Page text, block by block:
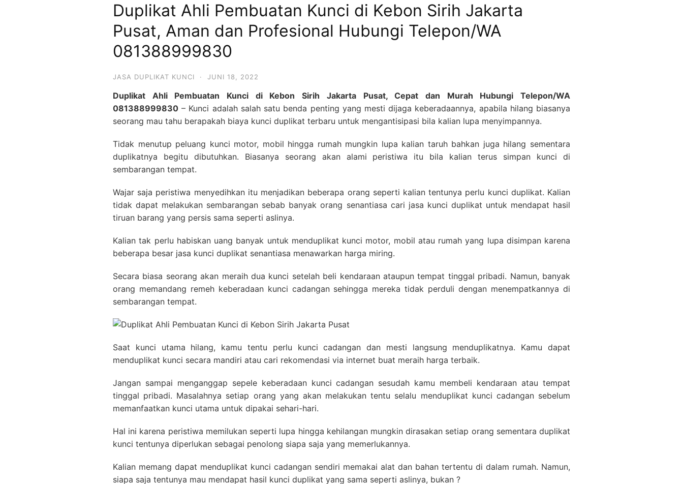
Duplikat Ahli Pembuatan Kunci di Kebon Sirih Jakarta
Pusat, Aman dan Profesional Hubungi Telepon/WA
081388999830
JASA DUPLIKAT KUNCI · JUNI 18, 2022
Duplikat Ahli Pembuatan Kunci di Kebon Sirih Jakarta Pusat, Cepat dan Murah Hubungi Telepon/WA
081388999830 – Kunci adalah salah satu benda penting yang mesti dijaga keberadaannya, apabila hilang biasanya
seorang mau tahu berapakah biaya kunci duplikat terbaru untuk mengantisipasi bila kalian lupa menyimpannya.
Tidak menutup peluang kunci motor, mobil hingga rumah mungkin lupa kalian taruh bahkan juga hilang sementara
duplikatnya begitu dibutuhkan. Biasanya seorang akan alami peristiwa itu bila kalian terus simpan kunci di
sembarangan tempat.
Wajar saja peristiwa menyedihkan itu menjadikan beberapa orang seperti kalian tentunya perlu kunci duplikat. Kalian
tidak dapat melakukan sembarangan sebab banyak orang senantiasa cari jasa kunci duplikat untuk mendapat hasil
tiruan barang yang persis sama seperti aslinya.
Kalian tak perlu habiskan uang banyak untuk menduplikat kunci motor, mobil atau rumah yang lupa disimpan karena
beberapa besar jasa kunci duplikat senantiasa menawarkan harga miring.
Secara biasa seorang akan meraih dua kunci setelah beli kendaraan ataupun tempat tinggal pribadi. Namun, banyak
orang memandang remeh keberadaan kunci cadangan sehingga mereka tidak perduli dengan menempatkannya di
sembarangan tempat.
Saat kunci utama hilang, kamu tentu perlu kunci cadangan dan mesti langsung menduplikatnya. Kamu dapat
menduplikat kunci secara mandiri atau cari rekomendasi via internet buat meraih harga terbaik.
Jangan sampai menganggap sepele keberadaan kunci cadangan sesudah kamu membeli kendaraan atau tempat
tinggal pribadi. Masalahnya setiap orang yang akan melakukan tentu selalu menduplikat kunci cadangan sebelum
memanfaatkan kunci utama untuk dipakai sehari-hari.
Hal ini karena peristiwa memilukan seperti lupa hingga kehilangan mungkin dirasakan setiap orang sementara duplikat
kunci tentunya diperlukan sebagai penolong siapa saja yang memerlukannya.
Kalian memang dapat menduplikat kunci cadangan sendiri memakai alat dan bahan tertentu di dalam rumah. Namun,
siapa saja tentunya mau mendapat hasil kunci duplikat yang sama seperti aslinya, bukan ?